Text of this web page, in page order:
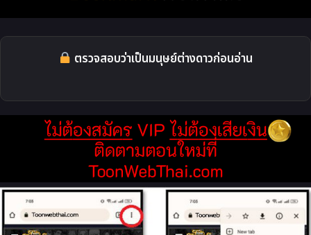
ตรวจสอบว่าเป็นมนุษย์ต่างดาวก่อนอ่าน